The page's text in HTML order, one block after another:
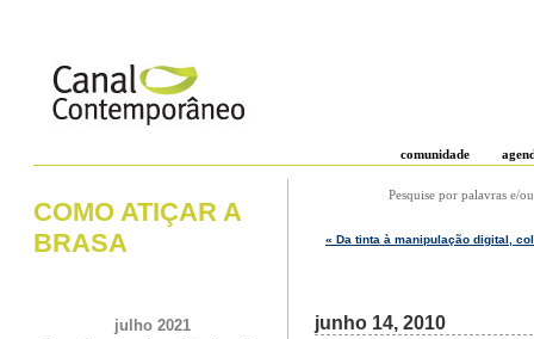
comunidade
COMO ATIÇAR A
BRASA
julho 2021
Pesquise por palavras e/
« Da tinta à manipulação digital,
junho 14, 2010